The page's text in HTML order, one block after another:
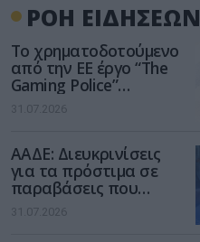
ΡΟΗ ΕΙΔΗΣΕΩΝ
Το χρηματοδοτούμενο
από την ΕΕ έργο “The
Gaming Police”
ενισχύει την ασφάλεια
των παιδιών στο
31.07.2026
ΑΑΔΕ: Διευκρινίσεις
για τα πρόστιμα σε
παραβάσεις που
αφορούν τους ΦΗΜ
31.07.2026